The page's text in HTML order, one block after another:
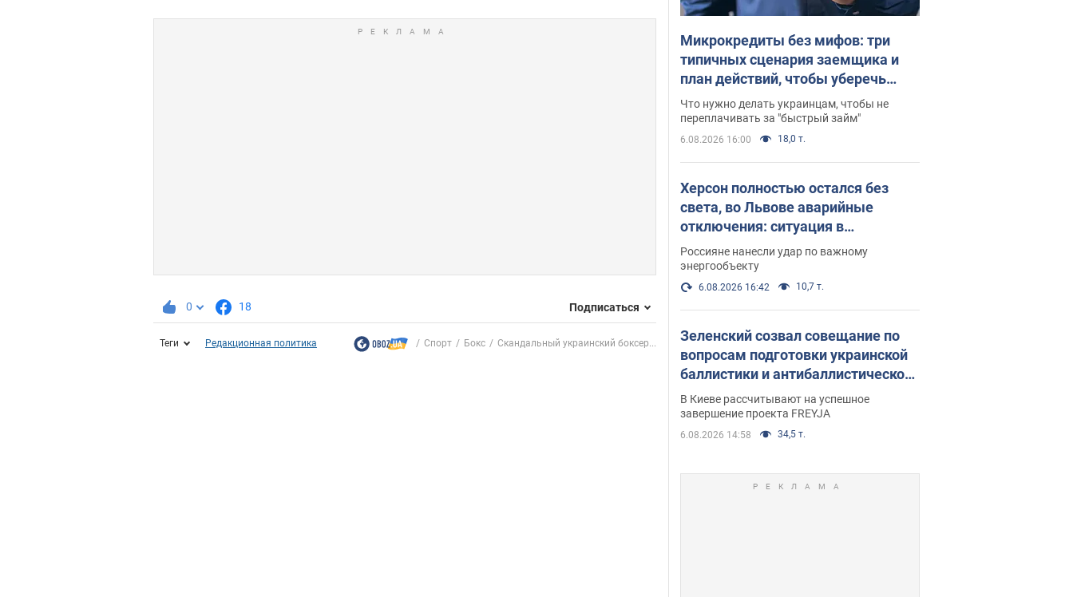
0 18 Подписаться
Теги Редакционная политика Спорт Бокс Скандальный украинский боксер...
Микрокредиты без мифов: три
типичных сценария заемщика и
план действий, чтобы уберечь
свои деньги
Что нужно делать украинцам, чтобы не
переплачивать за "быстрый займ"
6.08.2026 16:00 18,0 т.
Херсон полностью остался без
света, во Львове аварийные
отключения: ситуация в
энергосистеме 6 августа
Россияне нанесли удар по важному
энергообъекту
6.08.2026 16:42 10,7 т.
Зеленский созвал совещание по
вопросам подготовки украинской
баллистики и антибаллистической
программы FREYJA: какие
решения готовятся
В Киеве рассчитывают на успешное
завершение проекта FREYJA
6.08.2026 14:58 34,5 т.